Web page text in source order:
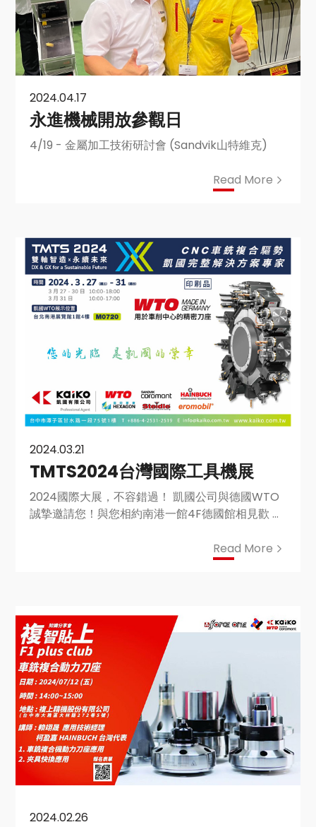
2024.04.17
永進機械開放參觀日
4/19 - 金屬加工技術研討會 (Sandvik山特維克)
Read More
2024.03.21
TMTS2024台灣國際工具機展
2024國際大展，不容錯過！ 凱國公司與德國WTO
誠摯邀請您！與您相約南港一館4F德國館相見歡 您
Read More
2024.02.26